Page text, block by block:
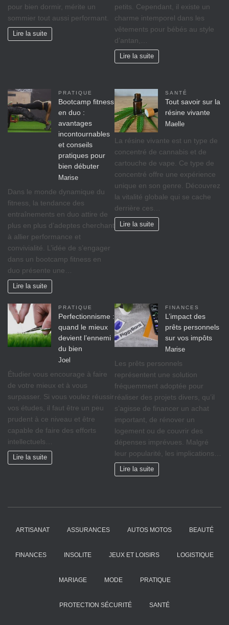
pour bien dormir, mérite un
sommier tout aussi performant.
Lire la suite
petits. Cependant, il existe un
charme intemporel dans les
vêtements pour bébés au style
d’antan,…
Lire la suite
PRATIQUE
Bootcamp fitness
en duo :
avantages
incontournables
et conseils
pratiques pour
bien débuter
Marise
Dans le monde dynamique du
fitness, la tendance des
entraînements en duo attire de
plus en plus d’adeptes cherchant
à allier performance et
convivialité. L’idée de s’engager
dans un bootcamp fitness en
duo présente une…
Lire la suite
SANTÉ
Tout savoir sur la
résine vivante
Maelle
La résine vivante est un type de
concentré de cannabis et de
cartouche de vape. Ce type de
concentré offre une expérience
unique en son genre. Découvrez
la vitalité globale qui se cache
derrière ces…
Lire la suite
PRATIQUE
Perfectionnisme :
quand le mieux
devient l’ennemi
du bien
Joel
Étudier vous encourage à faire
de votre mieux et à vous
surpasser. Si vous voulez réussir
vos études, il faut être un peu
prudent à ce niveau et être
capable de faire des efforts
intellectuels…
Lire la suite
FINANCES
L’impact des
prêts personnels
sur vos impôts
Marise
Les prêts personnels
représentent une solution
fréquemment adoptée pour
réaliser des projets divers, qu’il
s’agisse de financer un achat
important, de rénover un
logement ou de couvrir des
dépenses imprévues. Malgré
leur popularité, les implications…
Lire la suite
ARTISANAT ASSURANCES AUTOS MOTOS BEAUTÉ
FINANCES INSOLITE JEUX ET LOISIRS LOGISTIQUE
MARIAGE MODE PRATIQUE
PROTECTION SÉCURITÉ SANTÉ